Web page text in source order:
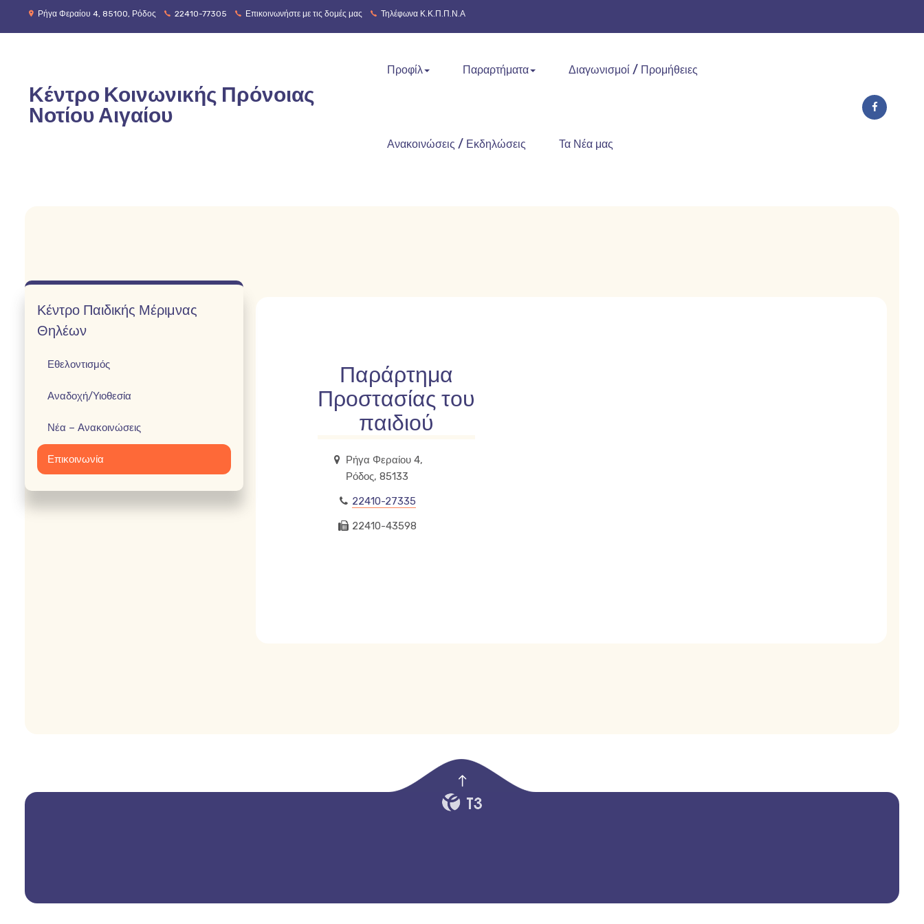
Ρήγα Φεραίου 4, 85100, Ρόδος 22410-77305 Επικοινωνήστε με τις δομές μας Τηλέφωνα Κ.Κ.Π.Π.Ν.Α
Κέντρο Κοινωνικής Πρόνοιας
Νοτίου Αιγαίου
Προφίλ Παραρτήματα Διαγωνισμοί / Προμήθειες
Ανακοινώσεις / Εκδηλώσεις Τα Νέα μας
Παράρτημα
Προστασίας του
παιδιού
Ρήγα Φεραίου 4,
Ρόδος, 85133
22410-27335
22410-43598
Κέντρο Παιδικής Μέριμνας
Θηλέων
Εθελοντισμός
Αναδοχή/Υιοθεσία
Νέα – Ανακοινώσεις
Επικοινωνία
empty